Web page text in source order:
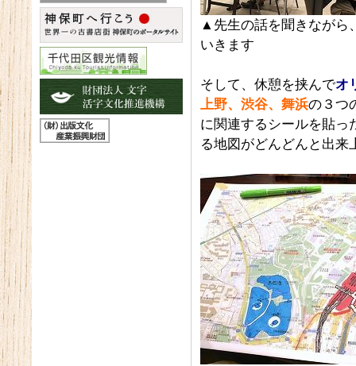
▲先生の話を聞きながら
いきます
そして、休憩を挟んでオ
上野、渋谷、舞浜の３つ
に関連するシールを貼っ
る地図がどんどんと出来